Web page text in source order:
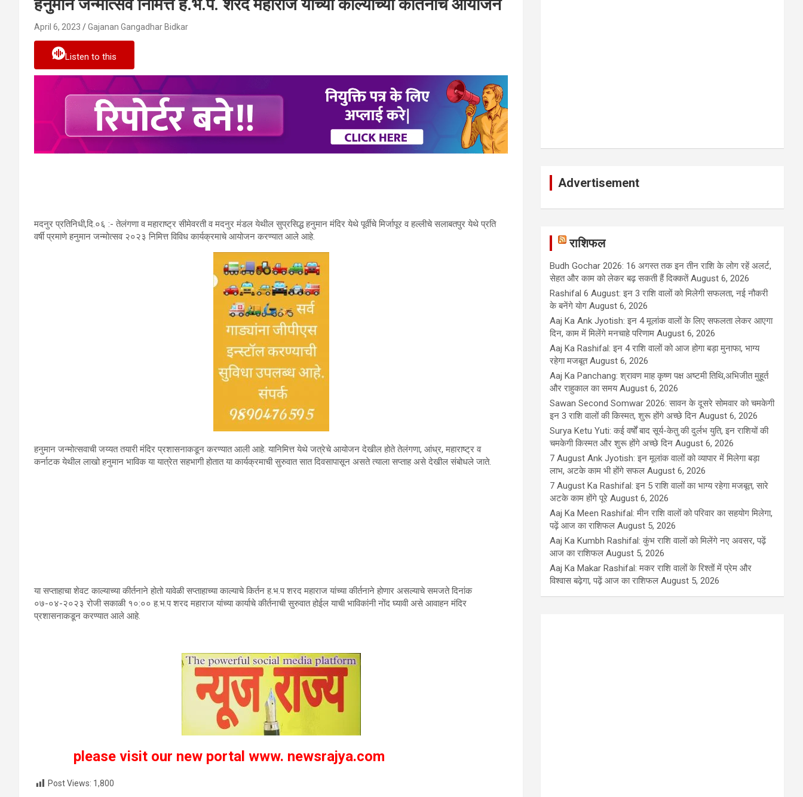
हनुमान जन्मोत्सव निमित्त ह.भ.प. शरद महाराज यांच्या काल्याच्या कीर्तनाचे आयोजन
April 6, 2023 Gajanan Gangadhar Bidkar
Listen to this
मदनुर प्रतिनिधी,दि.०६ :- तेलंगणा व महाराष्ट्र सीमेवरती व मदनुर मंडल येथील सुप्रसिद्ध हनुमान मंदिर येथे पूर्वीचे मिर्जापूर व हल्लीचे सलाबतपुर येथे प्रति
वर्षी प्रमाणे हनुमान जन्मोत्सव २०२३ निमित्त विविध कार्यक्रमाचे आयोजन करण्यात आले आहे.
हनुमान जन्मोत्सवाची जय्यत तयारी मंदिर प्रशासनाकडून करण्यात आली आहे. यानिमित्त येथे जत्रेचे आयोजन देखील होते तेलंगणा, आंध्र, महाराष्ट्र व
कर्नाटक येथील लाखो हनुमान भाविक या यात्रेत सहभागी होतात या कार्यक्रमाची सुरुवात सात दिवसापासून असते त्याला सप्ताह असे देखील संबोधले जाते.
या सप्ताहाचा शेवट काल्याच्या कीर्तनाने होतो यावेळी सप्ताहाच्या काल्याचे किर्तन ह.भ.प शरद महाराज यांच्या कीर्तनाने होणार असल्याचे समजते दिनांक
०७-०४-२०२३ रोजी सकाळी १०:०० ह.भ.प शरद महाराज यांच्या कार्याचे कीर्तनाची सुरुवात होईल याची भाविकांनी नोंद घ्यावी असे आवाहन मंदिर
प्रशासनाकडून करण्यात आले आहे.
please visit our new portal www. newsrajya.com
Post Views: 1,800
Advertisement
राशिफल
Budh Gochar 2026: 16 अगस्त तक इन तीन राशि के लोग रहें अलर्ट,
सेहत और काम को लेकर बढ़ सकती हैं दिक्कतें August 6, 2026
Rashifal 6 August: इन 3 राशि वालों को मिलेगी सफलता, नई नौकरी
के बनेंगे योग August 6, 2026
Aaj Ka Ank Jyotish: इन 4 मूलांक वालों के लिए सफलता लेकर आएगा
दिन, काम में मिलेंगे मनचाहे परिणाम August 6, 2026
Aaj Ka Rashifal: इन 4 राशि वालों को आज होगा बड़ा मुनाफा, भाग्य
रहेगा मजबूत August 6, 2026
Aaj Ka Panchang: श्रावण माह कृष्ण पक्ष अष्टमी तिथि,अभिजीत मुहूर्त
और राहुकाल का समय August 6, 2026
Sawan Second Somwar 2026: सावन के दूसरे सोमवार को चमकेगी
इन 3 राशि वालों की किस्मत, शुरू होंगे अच्छे दिन August 6, 2026
Surya Ketu Yuti: कई वर्षों बाद सूर्य-केतु की दुर्लभ युति, इन राशियों की
चमकेगी किस्मत और शुरू होंगे अच्छे दिन August 6, 2026
7 August Ank Jyotish: इन मूलांक वालों को व्यापार में मिलेगा बड़ा
लाभ, अटके काम भी होंगे सफल August 6, 2026
7 August Ka Rashifal: इन 5 राशि वालों का भाग्य रहेगा मजबूत, सारे
अटके काम होंगे पूरे August 6, 2026
Aaj Ka Meen Rashifal: मीन राशि वालों को परिवार का सहयोग मिलेगा,
पढ़ें आज का राशिफल August 5, 2026
Aaj Ka Kumbh Rashifal: कुंभ राशि वालों को मिलेंगे नए अवसर, पढ़ें
आज का राशिफल August 5, 2026
Aaj Ka Makar Rashifal: मकर राशि वालों के रिश्तों में प्रेम और
विश्वास बढ़ेगा, पढ़ें आज का राशिफल August 5, 2026